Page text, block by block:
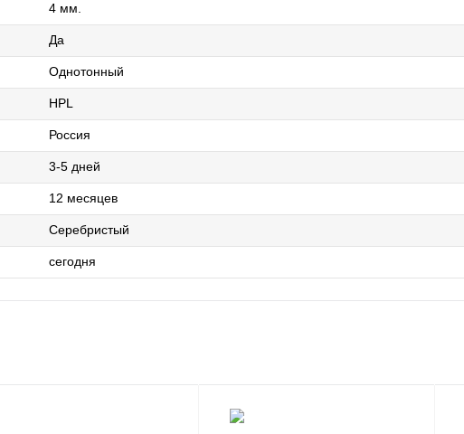
4 мм.
Да
Однотонный
HPL
Россия
3-5 дней
12 месяце
Серебристый
сегодня